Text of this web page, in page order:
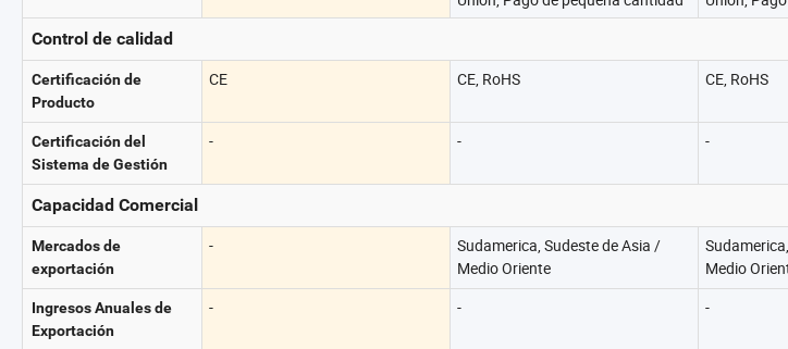
Control de calidad
Certificación de
Producto
CE CE, RoHS CE, RoHS
Certificación del
Sistema de Gestión
- - -
Capacidad Comercial
Mercados de
exportación
-
Sudamerica, Sudeste de Asia /
Medio Oriente
Medio
Ingresos Anuales de
Exportación
- - -